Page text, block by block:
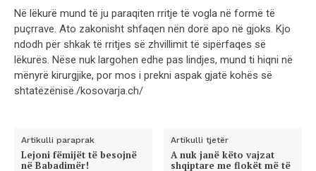
Në lëkurë mund të ju paraqiten rritje të vogla në formë të
puçrrave. Ato zakonisht shfaqen nën dorë apo në gjoks. Kjo
ndodh për shkak të rritjes së zhvillimit të sipërfaqes së
lëkurës. Nëse nuk largohen edhe pas lindjes, mund ti hiqni në
mënyrë kirurgjike, por mos i prekni aspak gjatë kohës së
shtatëzënisë./kosovarja.ch/
Artikulli paraprak
Lejoni fëmijët të besojnë
në Babadimër!
Artikulli tjetër
A nuk janë këto vajzat
shqiptare me flokët më të